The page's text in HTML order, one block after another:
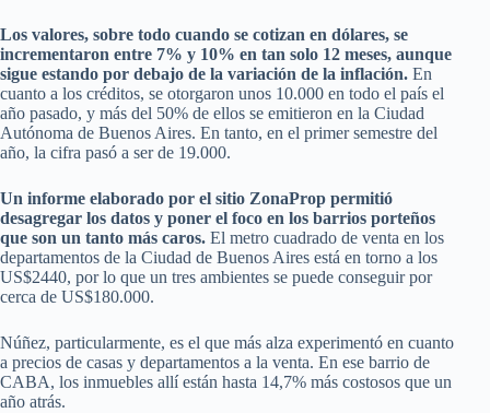
Los valores, sobre todo cuando se cotizan en dólares, se
incrementaron entre 7% y 10% en tan solo 12 meses, aunque
sigue estando por debajo de la variación de la inflación. En
cuanto a los créditos, se otorgaron unos 10.000 en todo el país el
año pasado, y más del 50% de ellos se emitieron en la Ciudad
Autónoma de Buenos Aires. En tanto, en el primer semestre del
año, la cifra pasó a ser de 19.000.
Un informe elaborado por el sitio ZonaProp permitió
desagregar los datos y poner el foco en los barrios porteños
que son un tanto más caros. El metro cuadrado de venta en los
departamentos de la Ciudad de Buenos Aires está en torno a los
US$2440, por lo que un tres ambientes se puede conseguir por
cerca de US$180.000.
Núñez, particularmente, es el que más alza experimentó en cuanto
a precios de casas y departamentos a la venta. En ese barrio de
CABA, los inmuebles allí están hasta 14,7% más costosos que un
año atrás.